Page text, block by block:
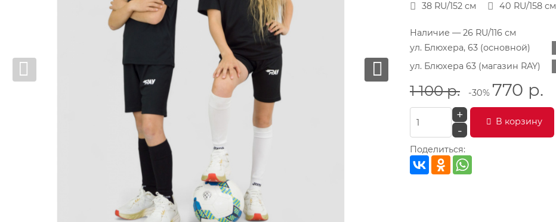
38 RU/152 см
40 RU/158 см
Наличие — 26 RU/116 см
ул. Блюхера, 63 (основной)
ул. Блюхера 63 (магазин RAY)
1 100 р. -30% 770 р.
+
-
В корзину
Поделиться: